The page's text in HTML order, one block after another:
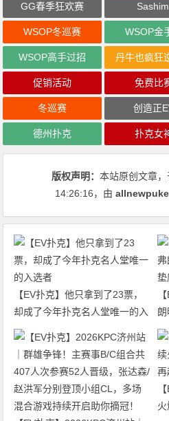
GG春季狂欢赛
WSOP冬巡赛 WSOP金
WSOP高手过招 丹牛也疯狂
促销活动 免费比
冬巡赛 创造正
德州扑克 扑克女
版权声明：本站原创文章
14:26:16，由allnewpuke
【EV扑克】他只拿到了23票，
却成了今年扑克名人堂唯一的入
选者
底